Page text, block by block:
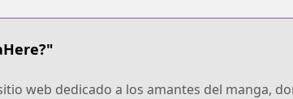
web dedicado a los amantes del manga,